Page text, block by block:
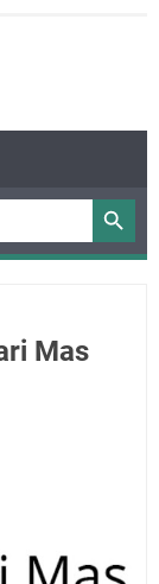
Mas